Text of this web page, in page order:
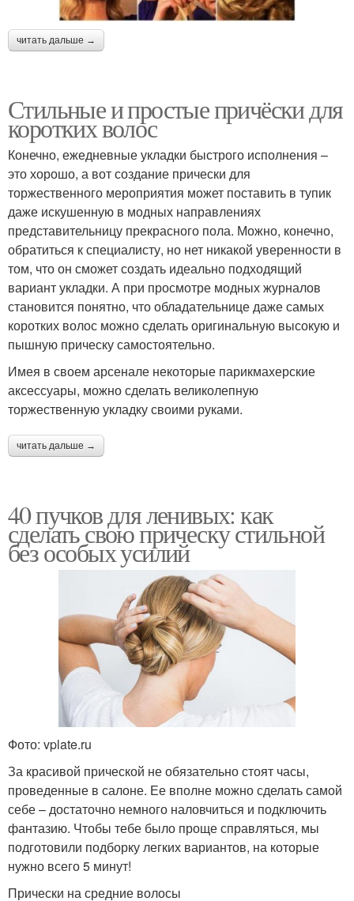
читать дальше →
Стильные и простые причёски для
коротких волос
Конечно, ежедневные укладки быстрого исполнения –
это хорошо, а вот создание прически для
торжественного мероприятия может поставить в тупик
даже искушенную в модных направлениях
представительницу прекрасного пола. Можно, конечно,
обратиться к специалисту, но нет никакой уверенности в
том, что он сможет создать идеально подходящий
вариант укладки. А при просмотре модных журналов
становится понятно, что обладательнице даже самых
коротких волос можно сделать оригинальную высокую и
пышную прическу самостоятельно.
Имея в своем арсенале некоторые парикмахерские
аксессуары, можно сделать великолепную
торжественную укладку своими руками.
читать дальше →
40 пучков для ленивых: как
сделать свою прическу стильной
без особых усилий
Фото: vplate.ru
За красивой прической не обязательно стоят часы,
проведенные в салоне. Ее вполне можно сделать самой
себе – достаточно немного наловчиться и подключить
фантазию. Чтобы тебе было проще справляться, мы
подготовили подборку легких вариантов, на которые
нужно всего 5 минут!
Прически на средние волосы